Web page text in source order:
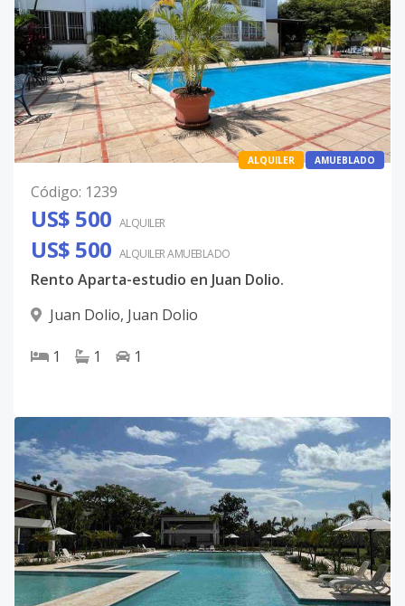
ALQUILER AMUEBLADO
Código: 1239
US$ 500 ALQUILER
US$ 500 ALQUILERAMUEBLADO
Rento Aparta-estudio en Juan Dolio.
Juan Dolio, Juan Dolio
1 1 1